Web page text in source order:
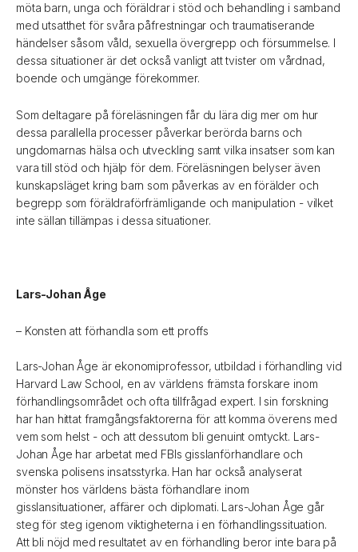
möta barn, unga och föräldrar i stöd och behandling i samband
med utsatthet för svåra påfrestningar och traumatiserande
händelser såsom våld, sexuella övergrepp och försummelse. I
dessa situationer är det också vanligt att tvister om vårdnad,
boende och umgänge förekommer.
Som deltagare på föreläsningen får du lära dig mer om hur
dessa parallella processer påverkar berörda barns och
ungdomarnas hälsa och utveckling samt vilka insatser som kan
vara till stöd och hjälp för dem. Föreläsningen belyser även
kunskapsläget kring barn som påverkas av en förälder och
begrepp som föräldraförfrämligande och manipulation - vilket
inte sällan tillämpas i dessa situationer.
Lars-Johan Åge
– Konsten att förhandla som ett proffs
Lars-Johan Åge är ekonomiprofessor, utbildad i förhandling vid
Harvard Law School, en av världens främsta forskare inom
förhandlingsområdet och ofta tillfrågad expert. I sin forskning
har han hittat framgångsfaktorerna för att komma överens med
vem som helst - och att dessutom bli genuint omtyckt. Lars-
Johan Åge har arbetat med FBIs gisslanförhandlare och
svenska polisens insatsstyrka. Han har också analyserat
mönster hos världens bästa förhandlare inom
gisslansituationer, affärer och diplomati. Lars-Johan Åge går
steg för steg igenom viktigheterna i en förhandlingssituation.
Att bli nöjd med resultatet av en förhandling beror inte bara på